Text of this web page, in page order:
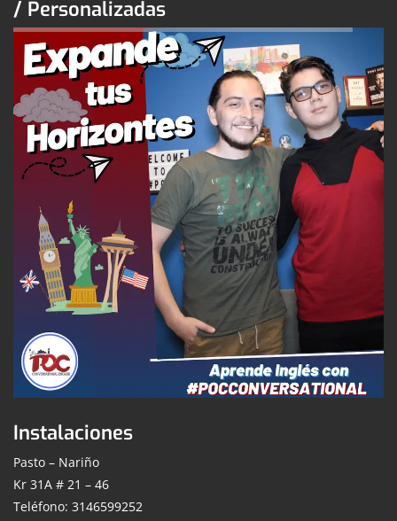
/ Personalizadas
Instalaciones
Pasto – Nariño
Kr 31A # 21 – 46
Teléfono: 3146599252